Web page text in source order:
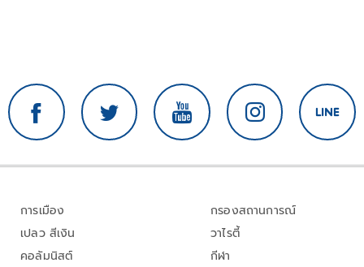
การเมือง
เปลว สีเงิน
คอลัมนิสต์
กรองสถานการณ์
วาไรตี้
กีฬา